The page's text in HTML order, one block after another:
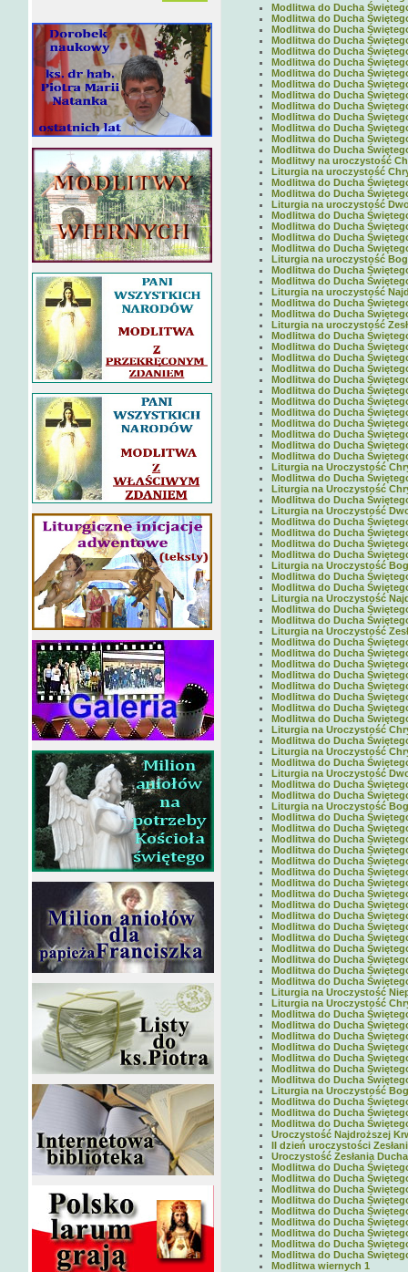
Modlitwa do Ducha
Modlitwa do Ducha
Modlitwa do Ducha
Modlitwa do Ducha
Modlitwa do Ducha
Modlitwa do Ducha
Modlitwa do Ducha
Modlitwa do Ducha
Modlitwa do Ducha
Modlitwa do Ducha
Modlitwa do Ducha
Modlitwa do Ducha
Modlitwa do Ducha
Modlitwa do Ducha
Modlitwy na uroczystość
Liturgia na uroczystość
Modlitwa do Ducha
Modlitwa do Ducha
Liturgia na uroczystość
Modlitwa do Ducha
Modlitwa do Ducha
Modlitwa do Ducha
Modlitwa do Ducha
Liturgia na uroczystość
Modlitwa do Ducha
Modlitwa do Ducha
Liturgia na uroczystość
Modlitwa do Ducha
Modlitwa do Ducha
Liturgia na uroczystość
Modlitwa do Ducha
Modlitwa do Ducha
Modlitwa do Ducha
Modlitwa do Ducha
Modlitwa do Ducha
Modlitwa do Ducha
Modlitwa do Ducha
Modlitwa do Ducha
Modlitwa do Ducha
Modlitwa do Ducha
Modlitwa do Ducha
Modlitwa do Ducha
Liturgia na Uroczystość
Modlitwa do Ducha
Liturgia na Uroczystość
Modlitwa do Ducha
Liturgia na Uroczystość
Modlitwa do Ducha
Modlitwa do Ducha
Modlitwa do Ducha
Modlitwa do Ducha
Liturgia na Uroczystość
Modlitwa do Ducha
Modlitwa do Ducha
Liturgia na Uroczystość
Modlitwa do Ducha
Modlitwa do Ducha
Liturgia na Uroczystość
Modlitwa do Ducha
Modlitwa do Ducha
Modlitwa do Ducha
Modlitwa do Ducha
Modlitwa do Ducha
Modlitwa do Ducha
Modlitwa do Ducha
Modlitwa do Ducha
Liturgia na Uroczystość
Modlitwa do Ducha
Liturgia na Uroczystość
Modlitwa do Ducha
Liturgia na Uroczystość
Modlitwa do Ducha
Modlitwa do Ducha
Liturgia na Uroczystość
Modlitwa do Ducha
Modlitwa do Ducha
Modlitwa do Ducha
Modlitwa do Ducha
Modlitwa do Ducha
Modlitwa do Ducha
Modlitwa do Ducha
Modlitwa do Ducha
Modlitwa do Ducha
Modlitwa do Ducha
Modlitwa do Ducha
Modlitwa do Ducha
Modlitwa do Ducha
Modlitwa do Ducha
Modlitwa do Ducha
Modlitwa do Ducha
Liturgia na Uroczystość
Liturgia na Uroczystość
Modlitwa do Ducha
Modlitwa do Ducha
Modlitwa do Ducha
Modlitwa do Ducha
Modlitwa do Ducha
Modlitwa do Ducha
Modlitwa do Ducha
Liturgia na Uroczystość
Modlitwa do Ducha
Modlitwa do Ducha
Modlitwa do Ducha
Uroczystość Najdroższej
II dzień uroczystości
Uroczystość Zesłania
Modlitwa do Ducha
Modlitwa do Ducha
Modlitwa do Ducha
Modlitwa do Ducha
Modlitwa do Ducha
Modlitwa do Ducha
Modlitwa do Ducha
Modlitwa do Ducha
Modlitwa do Ducha
Modlitwa wiernych 1